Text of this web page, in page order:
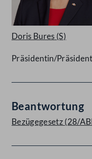
Doris Bures (S)
Präsidentin/
Beantwortung
Bezügegesetz (28/